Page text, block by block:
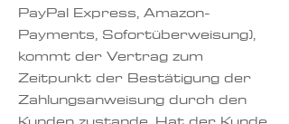
PayPal Express, Amazon-
Payments, Sofortüberweisung),
kommt der Vertrag zum
Zeitpunkt der Bestätigung der
Zahlungsanweisung durch den